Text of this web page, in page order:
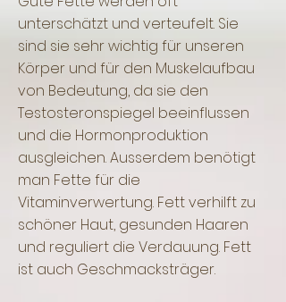
unterschätzt und verteufelt. Sie
sind sie sehr wichtig für unseren
Körper und für den Muskelaufbau
von Bedeutung, da sie den
Testosteronspiegel beeinflussen
und die Hormonproduktion
ausgleichen. Ausserdem benötigt
man Fette für die
Vitaminverwertung. Fett verhilft zu
schöner Haut, gesunden Haaren
und reguliert die Verdauung. Fett
ist auch Geschmacksträger.